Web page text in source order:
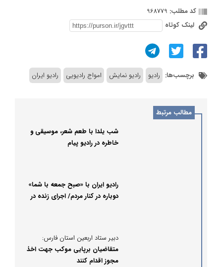
کد مطلب: 968779
لینک کوتاه
برچسب‌ها: رادیو رادیو نمایش امواج رادیویی رادیو ایران
مطالب مرتبط
شب یلدا با طعم شعر، موسیقی و
خاطره در رادیو پیام
رادیو ایران با «صبح جمعه با شما»
دوباره در کنار مردم/ اجرای زنده در
دبیر ستاد اربعین استان فارس:
متقاضیان برپایی موکب جهت اخذ
مجوز اقدام کنند